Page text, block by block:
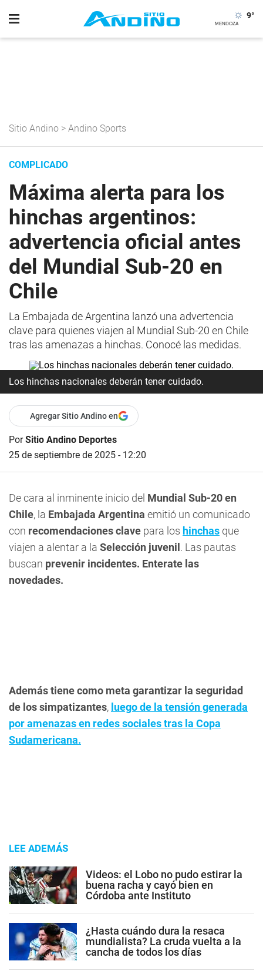
9°
Sitio Andino > Andino Sports
COMPLICADO
Máxima alerta para los
hinchas argentinos:
advertencia oficial antes
del Mundial Sub-20 en
Chile
La Embajada de Argentina lanzó una advertencia
clave para quienes viajen al Mundial Sub-20 en Chile
tras las amenazas a hinchas. Conocé las medidas.
Los hinchas nacionales deberán tener cuidado.
Agregar Sitio Andino en
PorSitio Andino Deportes
25 de septiembre de 2025 - 12:20
De cara al inminente inicio del Mundial Sub-20 en
Chile, la Embajada Argentina emitió un comunicado
con recomendaciones clave para los hinchas que
viajen a alentar a la Selección juvenil . Las pautas
buscan prevenir incidentes. Enterate las
novedades.
Además tiene como meta garantizar la seguridad
de los simpatizantes, luego de la tensión generada
por amenazas en redes sociales tras la Copa
Sudamericana.
LEE ADEMÁS
Videos: el Lobo no pudo estirar la
buena racha y cayó bien en
Córdoba ante Instituto
¿Hasta cuándo dura la resaca
mundialista? La cruda vuelta a la
cancha de todos los días